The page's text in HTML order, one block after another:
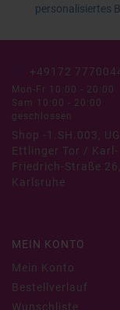
personalisiertes
+49172
Mon-Fr 10:00 - 20:00
Sam 10:00 - 20:00
geschlossen
Shop -1.SH.003,
Ettlinger Tor / Karl-
Friedrich-Straße
Karlsruhe
MEIN KONTO
Mein Konto
Bestellverlauf
Wunschliste